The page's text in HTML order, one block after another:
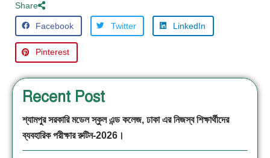
Share
Facebook Twitter LinkedIn
Pinterest
Recent Post
শ্যামপুর সরকারি মডেল স্কুল এন্ড কলেজ, ঢাকা এর নিজস্ব শিক্ষার্থীদের
ব্যবহারিক পরীক্ষার রুটিন-2026।